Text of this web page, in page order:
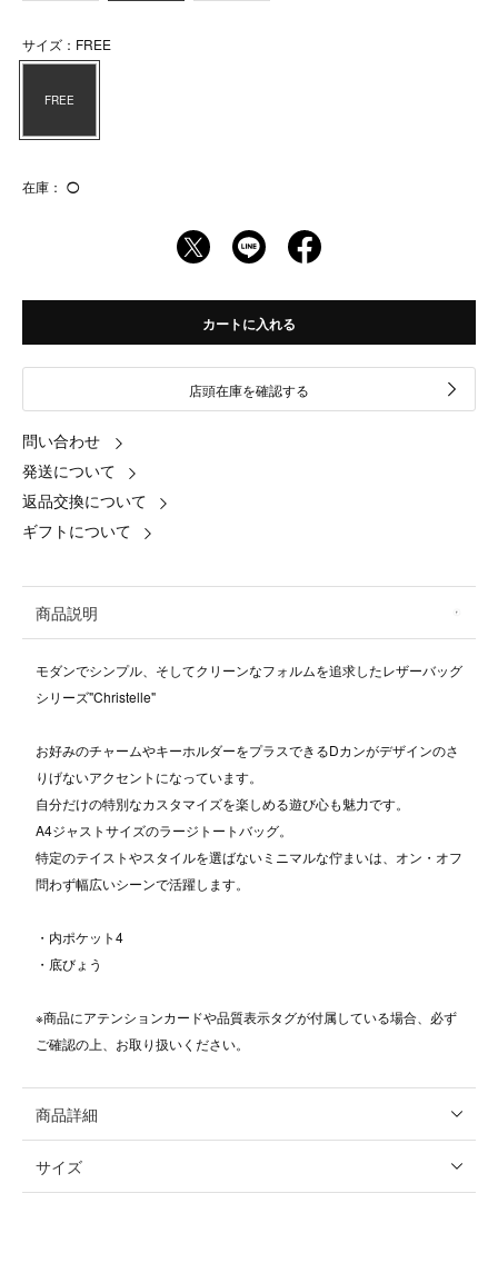
サイズ：FREE
FREE
在庫： ◯
カートに入れる
店頭在庫を確認する
問い合わせ
発送について
返品交換について
ギフトについて
商品説明
モダンでシンプル、そしてクリーンなフォルムを追求したレザーバッグ
シリーズ"Christelle"
お好みのチャームやキーホルダーをプラスできるDカンがデザインのさ
りげないアクセントになっています。
自分だけの特別なカスタマイズを楽しめる遊び心も魅力です。
A4ジャストサイズのラージトートバッグ。
特定のテイストやスタイルを選ばないミニマルな佇まいは、オン・オフ
問わず幅広いシーンで活躍します。
・内ポケット4
・底びょう
※商品にアテンションカードや品質表示タグが付属している場合、必ず
ご確認の上、お取り扱いください。
商品詳細
サイズ